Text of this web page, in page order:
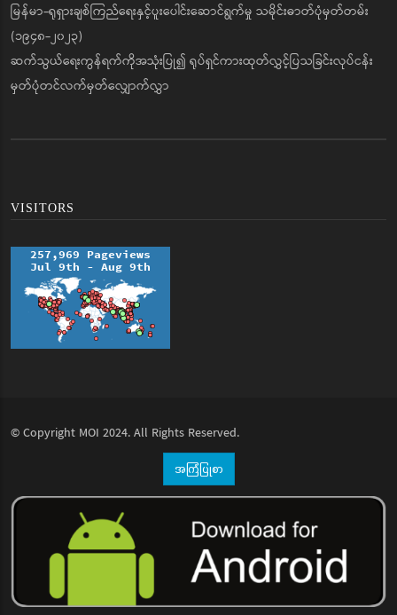
မြန်မာ-ရုရှားချစ်ကြည်ရေးနှင့်ပူးပေါင်းဆောင်ရွက်မှု သမိုင်းဓာတ်ပုံမှတ်တမ်း
(၁၉၄၈-၂၀၂၃)
ဆက်သွယ်ရေးကွန်ရက်ကိုအသုံးပြု၍ ရုပ်ရှင်ကားထုတ်လွှင့်ပြသခြင်းလုပ်ငန်း
မှတ်ပုံတင်လက်မှတ်လျှောက်လွှာ
VISITORS
© Copyright MOI 2024. All Rights Reserved.
အကြံပြုစာ